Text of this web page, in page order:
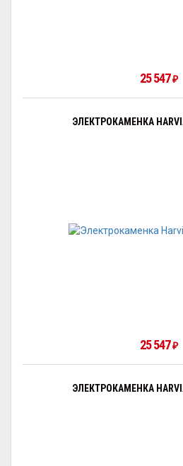
25 547 ₽
ЭЛЕКТРОКАМЕНКА HARVIA
25 547 ₽
ЭЛЕКТРОКАМЕНКА HARVIA